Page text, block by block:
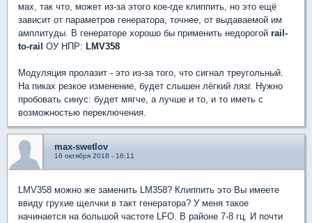
мах, так что, может из-за этого кое-где клиппить, но это ещё
зависит от параметров генератора, точнее, от выдаваемой им
амплитуды. В генераторе хорошо бы применить недорогой rail-
to-rail ОУ НПР: LMV358
Модуляция пролазит - это из-за того, что сигнал треугольный.
На пиках резкое изменение, будет слышен лёгкий лязг. Нужно
пробовать синус: будет мягче, а лучше и то, и то иметь с
возможностью переключения.
max-swetlov
16 октября 2018 - 16:11
LMV358 можно же заменить LM358? Клиппить это Вы имеете
ввиду грухие щелчки в такт генератора? У меня такое
начинается на большой частоте LFO. В районе 7-8 гц. И почти